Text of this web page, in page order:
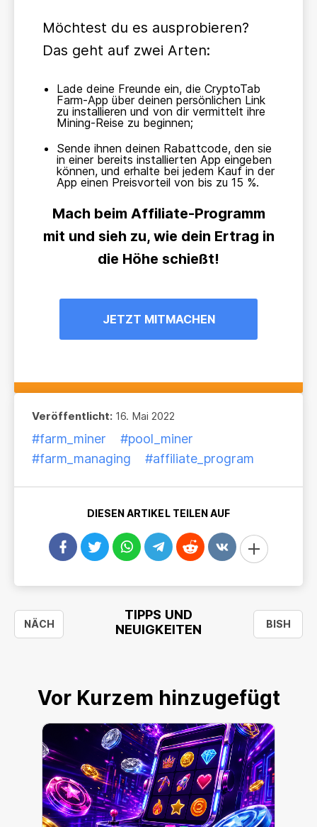
Möchtest du es ausprobieren?
Das geht auf zwei Arten:
Lade deine Freunde ein, die CryptoTab
Farm-App über deinen persönlichen Link
zu installieren und von dir vermittelt ihre
Mining-Reise zu beginnen;
Sende ihnen deinen Rabattcode, den sie
in einer bereits installierten App eingeben
können, und erhalte bei jedem Kauf in der
App einen Preisvorteil von bis zu 15 %.
Mach beim Affiliate-Programm
mit und sieh zu, wie dein Ertrag in
die Höhe schießt!
JETZT MITMACHEN
Veröffentlicht: 16. Mai 2022
#farm_miner
#pool_miner
#farm_managing
#affiliate_program
DIESEN ARTIKEL TEILEN AUF
NÄCH
TIPPS UND
NEUIGKEITEN
BISH
Vor Kurzem hinzugefügt